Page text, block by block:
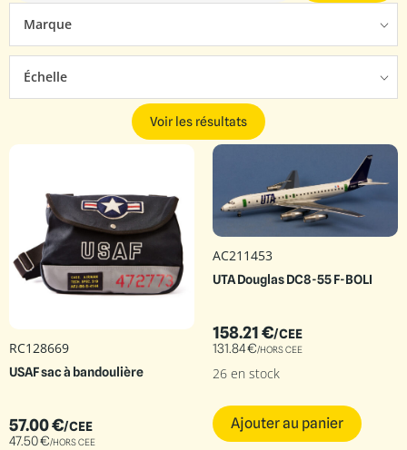
Marque
Échelle
Voir les résultats
RC128669
USAF sac à bandoulière
57.00€/CEE
47.50€/HORS CEE
AC211453
UTA Douglas DC8-55 F-BOLI
158.21€/CEE
131.84€/HORS CEE
26 en stock
Ajouter au panier